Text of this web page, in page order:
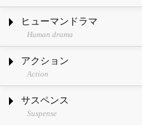
ヒューマンドラマ
Human drama
アクション
Action
サスペンス
Suspense